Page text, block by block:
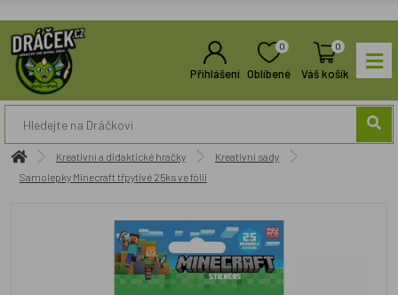
Přihlášení
0
Oblíbené
0
Váš košík
Kreativní a didaktické hračky
Kreativní sady
Samolepky Minecraft třpytivé 25ks ve fólii